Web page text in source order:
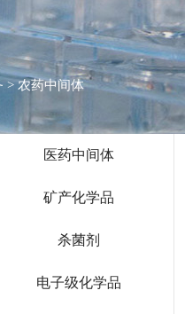
> 农药中间体
医药中间体
矿产化学品
杀菌剂
电子级化学品